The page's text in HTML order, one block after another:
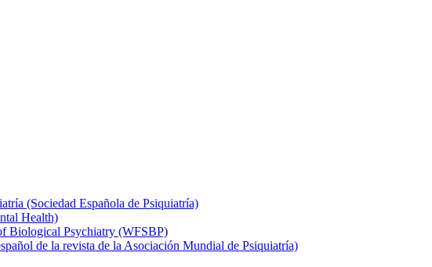
(Sociedad Española de Psiquiatría)
Health)
Biological Psychiatry (WFSBP)
de la revista de la Asociación Mundial de Psiquiatría)